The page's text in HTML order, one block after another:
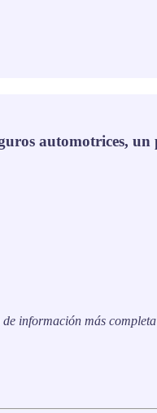
automotrices, un
información más